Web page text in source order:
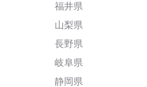
福井県
山梨県
長野県
岐阜県
静岡県